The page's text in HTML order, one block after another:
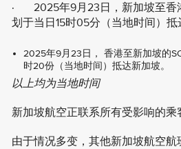
· 2025年9月23日，新加坡至香
划于当日15时05分（当地时间）抵
2025年9月23日， 香港至新加坡的
时20份（当地时间）抵达新加坡。
以上均为当地时间
新加坡航空正联系所有受影响的乘
由于情况多变，其他新加坡航空